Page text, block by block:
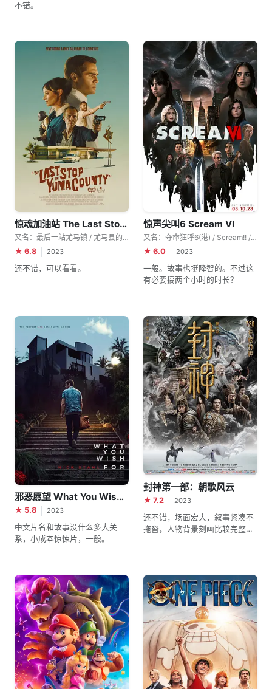
不错。
惊魂加油站 The Last Stop in Yuma County
又名：最后一站尤马镇 / 尤马县的最后一站
★ 6.8
2023
还不错，可以看看。
惊声尖叫6 Scream VI
又名：夺命狂呼6(港) / Scream!! / Scream 6
★ 6.0
2023
一般。故事也挺降智的。不过这
有必要搞两个小时的时长？
邪恶愿望 What You Wish For
★ 5.8 2023
中文片名和故事没什么多大关
系，小成本惊悚片，一般。
封神第一部：朝歌风云
★ 7.2 2023
还不错，场面宏大，叙事紧凑不
拖沓，人物背景刻画比较完整。